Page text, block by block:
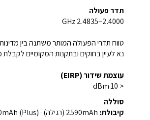
תדר פעולה
2.4000–2.4835 GHz
טווח תדרי הפעולה המותר משתנה בין מדינות
נא לעיין בחוקים ובתקנות המקומיים לקבלת
עוצמת שידור (EIRP)
< 10 dBm
סוללה
קיבולת: